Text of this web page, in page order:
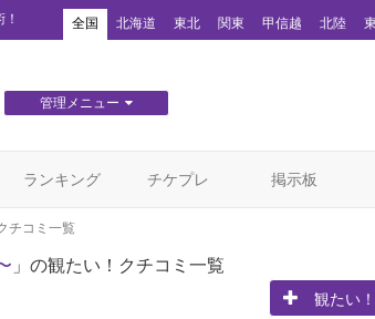
全国 北海道 東北 関東 甲信越 北陸
管理メニュー
ランキング チケプレ 掲示板
チコミ一覧
」の観たい！クチコミ一覧
観たい